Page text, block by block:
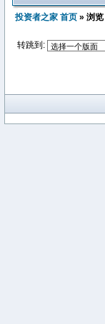
投资者之家 首页 » 浏
转跳到: